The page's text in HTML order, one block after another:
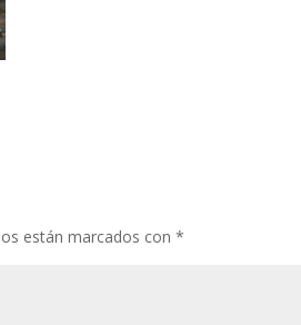
están marcados con*